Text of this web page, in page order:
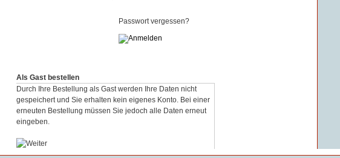
Passwort vergessen?
Als Gast bestellen
Durch Ihre Bestellung als Gast werden Ihre Daten nicht
gespeichert und Sie erhalten kein eigenes Konto. Bei einer
erneuten Bestellung müssen Sie jedoch alle Daten erneut
eingeben.